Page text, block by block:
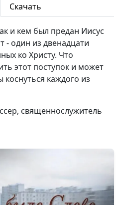
Скачать
и кем был предан Иисус
- один из двенадцати
ко Христу. Что
этот поступок и может
каждого из
священнослужитель